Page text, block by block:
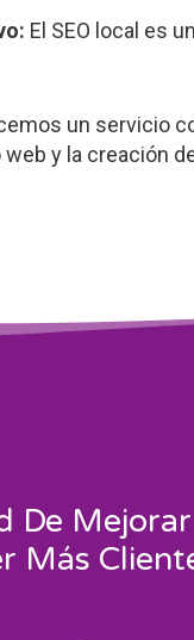
El SEO local es
un servicio
y la creación
De
Más